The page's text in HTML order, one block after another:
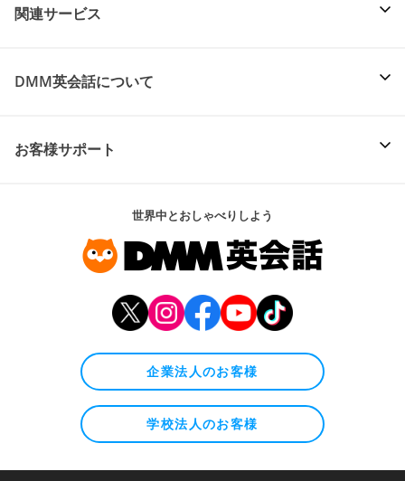
関連サービス
DMM英会話について
お客様サポート
世界中とおしゃべりしよう
企業法人のお客様
学校法人のお客様